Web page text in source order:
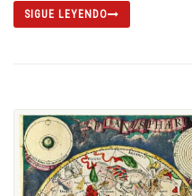
SIGUE LEYENDO